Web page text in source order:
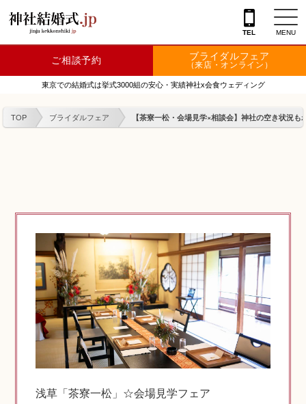
TEL MENU
神社を探す
会場を探す
衣裳
特典
フォトプラン
TOKIWAKEプラン
相談カウンター
神社結婚式のいろいろ
ご相談予約 ブライダルフェア
（来店・オンライン）
東京での結婚式は挙式3000組の安心・実績神社x会食ウェディング
TOP ブライダルフェア 【茶寮一松・会場見学×相談会】神社の空き状況
浅草「茶寮一松」☆会場見学フェア